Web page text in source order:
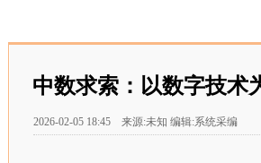
中数求索：以数字技术
2026-02-05 18:45 来源:未知 编辑:系统采编